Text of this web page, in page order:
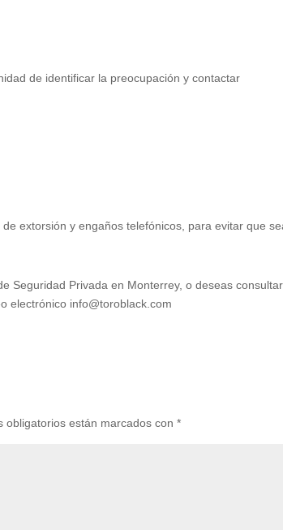
de identificar la preocupación y contactar
extorsión y engaños telefónicos, para evitar que
Seguridad Privada en Monterrey, o deseas consultar
electrónico info@toroblack.com
obligatorios están marcados con*